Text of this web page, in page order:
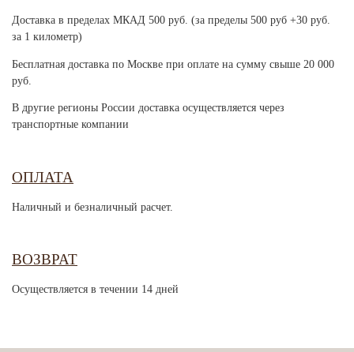
Доставка в пределах МКАД 500 руб. (за пределы 500 руб +30 руб.
за 1 километр)
Бесплатная доставка по Москве при оплате на сумму свыше 20 000
руб.
В другие регионы России доставка осуществляется через
транспортные компании
ОПЛАТА
Наличный и безналичный расчет.
ВОЗВРАТ
Осуществляется в течении 14 дней